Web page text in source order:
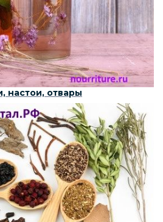
настои, отвары